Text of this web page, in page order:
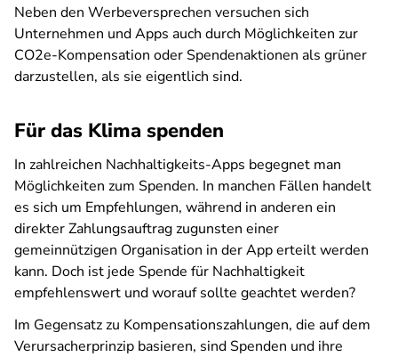
Neben den Werbeversprechen versuchen sich
Unternehmen und Apps auch durch Möglichkeiten zur
CO2e-Kompensation oder Spendenaktionen als grüner
darzustellen, als sie eigentlich sind.
Für das Klima spenden
In zahlreichen Nachhaltigkeits-Apps begegnet man
Möglichkeiten zum Spenden. In manchen Fällen handelt
es sich um Empfehlungen, während in anderen ein
direkter Zahlungsauftrag zugunsten einer
gemeinnützigen Organisation in der App erteilt werden
kann. Doch ist jede Spende für Nachhaltigkeit
empfehlenswert und worauf sollte geachtet werden?
Im Gegensatz zu Kompensationszahlungen, die auf dem
Verursacherprinzip basieren, sind Spenden und ihre